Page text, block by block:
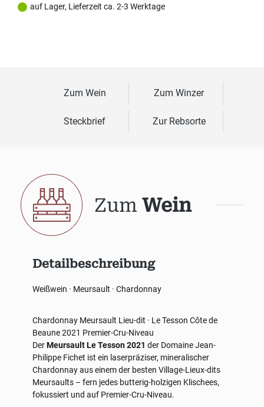
auf Lager, Lieferzeit ca. 2-3 Werktage
Zum Wein Zum Winzer
Steckbrief Zur Rebsorte
Zum Wein
Detailbeschreibung
Weißwein · Meursault · Chardonnay
Chardonnay Meursault Lieu-dit · Le Tesson Côte de
Beaune2021 Premier-Cru-Niveau
DerMeursault Le Tesson 2021 der Domaine Jean-
Philippe Fichet ist ein laserpräziser, mineralischer
Chardonnay aus einem der besten Village-Lieux-dits
Meursaults – fern jedes butterig-holzigen Klischees,
fokussiert und auf Premier-Cru-Niveau.